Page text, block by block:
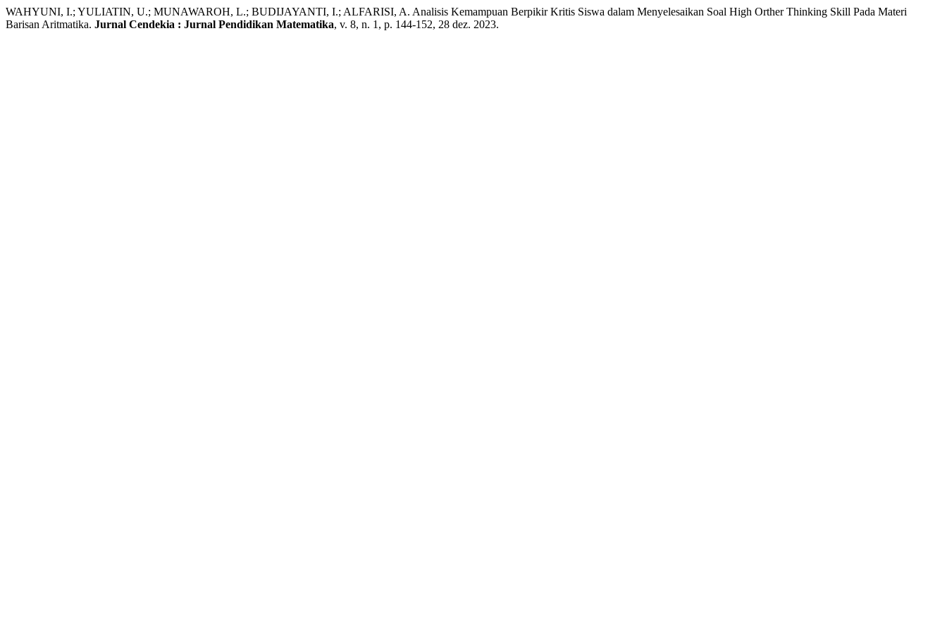
WAHYUNI, I.; YULIATIN, U.; MUNAWAROH, L.; BUDIJAYANTI, I.; ALFARISI, A. Analisis Kemampuan Berpikir Kritis Siswa dalam Menyelesaikan Soal High Orther Thinking Skill Pada Materi
Barisan Aritmatika. Jurnal Cendekia : Jurnal Pendidikan Matematika, v. 8, n. 1, p. 144-152, 28 dez. 2023.